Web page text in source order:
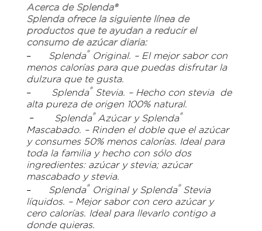
Acerca de Splenda®
Splenda ofrece la siguiente línea de
productos que te ayudan a reducir el
consumo de azúcar diaria:
– Splenda®Original. – El mejor sabor con
menos calorías para que puedas disfrutar la
dulzura que te gusta.
–
Splenda®Stevia. – Hecho con stevia de
alta pureza de origen 100% natural.
–
Splenda® Azúcar y Splenda®
Mascabado. – Rinden el doble que el azúcar
y consumes 50% menos calorías. Ideal para
toda la familia y hecho con sólo dos
ingredientes: azúcar y stevia; azúcar
mascabado y stevia.
– Splenda®Original y Splenda® Stevia
líquidos. – Mejor sabor con cero azúcar y
cero calorías. Ideal para llevarlo contigo a
donde quieras.